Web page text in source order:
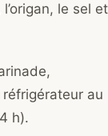
l’origan, le sel et
au
h).